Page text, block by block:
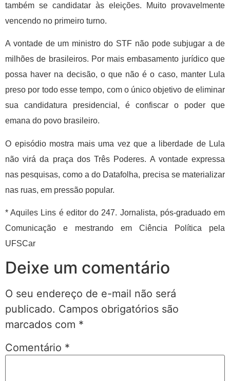
também se candidatar às eleições. Muito provavelmente
vencendo no primeiro turno.
A vontade de um ministro do STF não pode subjugar a de
milhões de brasileiros. Por mais embasamento jurídico que
possa haver na decisão, o que não é o caso, manter Lula
preso por todo esse tempo, com o único objetivo de eliminar
sua candidatura presidencial, é confiscar o poder que
emana do povo brasileiro.
O episódio mostra mais uma vez que a liberdade de Lula
não virá da praça dos Três Poderes. A vontade expressa
nas pesquisas, como a do Datafolha, precisa se materializar
nas ruas, em pressão popular.
* Aquiles Lins é editor do 247. Jornalista, pós-graduado em
Comunicação e mestrando em Ciência Política pela
UFSCar
Deixe um comentário
O seu endereço de e-mail não será
publicado. Campos obrigatórios são
marcados com *
Comentário *